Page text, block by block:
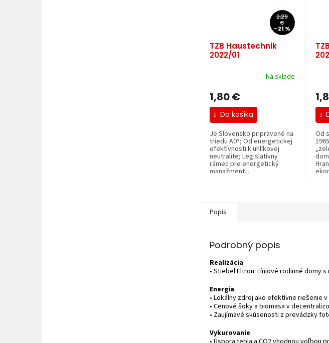
2,29
€
–21 %
TZB Haustechnik
2022/01
Na sklade
1,80 €
Do košíka
Je Slovensko pripravené na
triedu A0?; Od energetickej
efektívnosti k uhlíkovej
neutralite; Legislatívny
rámec pre energetický
manažment...
Od
Popis
Podrobný popis
Realizácia
• Stiebel Eltron: Líniové rodinné domy
Energia
• Lokálny zdroj ako efektívne riešenie
• Cenové šoky a biomasa v
• Zaujímavé skúsenosti z prevádzky
Vykurovanie